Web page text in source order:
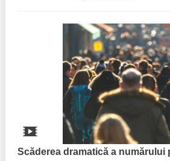
Scăderea dramatică a numărului